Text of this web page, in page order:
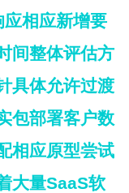
相应新增要
间整体评估方
具体允许过渡
包部署客户数
相应原型尝试
大量SaaS软